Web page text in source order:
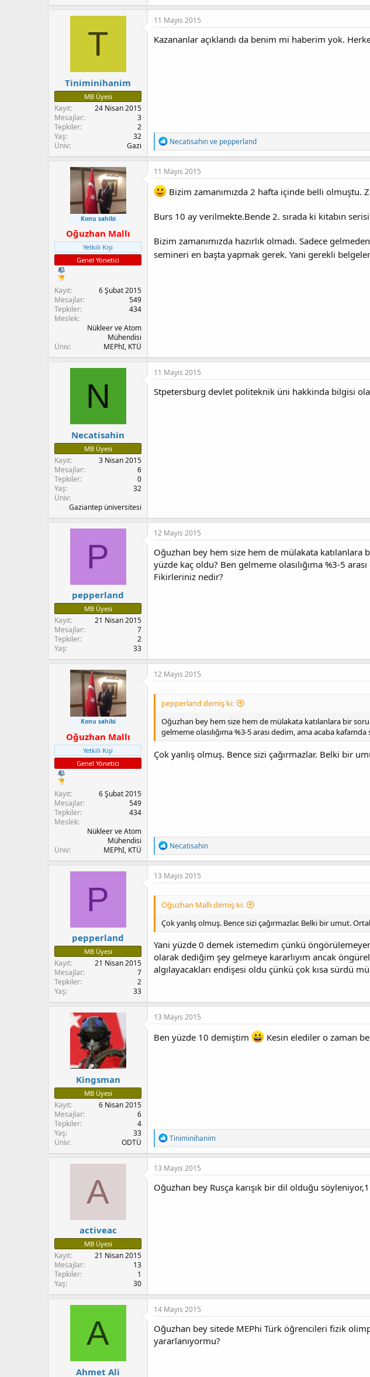
T
Tiniminihanim
MB Üyesi
Kayıt
24 Nisan 2015
Mesajlar
3
Tepkiler
2
Yaş
32
Üniv
Gazi
11 Mayıs 2015
Kazananlar açıklandı da benim mi haberim yok.
T
e
p
k
l
e
:
Necatisahinve pepperland
Konu sahibi
Oğuzhan Mallı
Yetkili Kişi
Genel Yönetici
Kayıt
6 Şubat 2015
Mesajlar
549
Tepkiler
434
Meslek
Nükleer ve Atom
Mühendisi
Üniv
MEPhI, KTÜ
11 Mayıs 2015
Bizim zamanımızda 2 hafta içinde belli olmuştu.
Burs 10 ay verilmekte.Bende 2. sırada ki kitabın
Bizim zamanımızda hazırlık olmadı. Sadece
semineri en başta yapmak gerek. Yani gerekli
N
Necatisahin
MB Üyesi
Kayıt
3 Nisan 2015
Mesajlar
6
Tepkiler
0
Yaş
32
Üniv
Gaziantep üniversitesi
11 Mayıs 2015
Stpetersburg devlet politeknik üni hakkinda bilgisi
P
pepperland
MB Üyesi
Kayıt
21 Nisan 2015
Mesajlar
7
Tepkiler
2
Yaş
33
12 Mayıs 2015
Oğuzhan bey hem size hem de mülakata
yüzde kaç oldu? Ben gelmeme olasılığıma %3-5
Fikirleriniz nedir?
Konu sahibi
Oğuzhan Mallı
Yetkili Kişi
Genel Yönetici
Kayıt
6 Şubat 2015
Mesajlar
549
Tepkiler
434
Meslek
Nükleer ve Atom
Mühendisi
Üniv
MEPhI, KTÜ
12 Mayıs 2015
pepperland demiş ki:
Oğuzhan bey hem size hem de mülakata katılanlara bir
gelmeme olasılığıma %3-5 arası dedim, ama acaba
Çok yanlış olmuş. Bence sizi çağırmazlar. Belki bir
T
e
p
k
e
r
:
Necatisahin
P
pepperland
MB Üyesi
Kayıt
21 Nisan 2015
Mesajlar
7
Tepkiler
2
Yaş
33
13 Mayıs 2015
Oğuzhan Mallı demiş ki:
Çok yanlış olmuş. Bence sizi çağırmazlar. Belki bir umut.
Yani yüzde 0 demek istemedim çünkü
olarak dediğim şey gelmeye kararlıyım ancak
algılayacakları endişesi oldu çünkü çok kısa sürdü
Kingsman
MB Üyesi
Kayıt
6 Nisan 2015
Mesajlar
6
Tepkiler
4
Yaş
33
Üniv
ODTÜ
13 Mayıs 2015
Ben yüzde 10 demiştim Kesin elediler o zaman
T
e
p
k
l
e
Tiniminihanim
A
activeac
MB Üyesi
Kayıt
21 Nisan 2015
Mesajlar
13
Tepkiler
1
Yaş
30
13 Mayıs 2015
Oğuzhan bey Rusça karışık bir dil olduğu
A
Ahmet Ali
14 Mayıs 2015
Oğuzhan bey sitede MEPhi Türk öğrencileri fizik
yararlanıyormu?